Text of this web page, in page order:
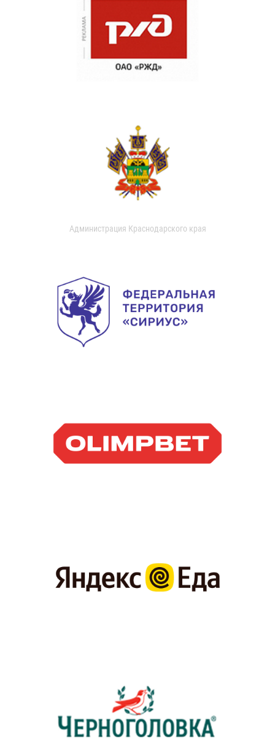
Администрация Краснодарского края